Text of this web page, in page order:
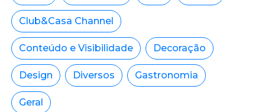
Club&Casa Channel
Conteúdo e Visibilidade Decoração
Design Diversos Gastronomia
Geral